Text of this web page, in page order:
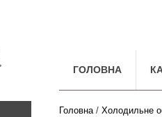
ГОЛОВНА
Головна/ Холодильне